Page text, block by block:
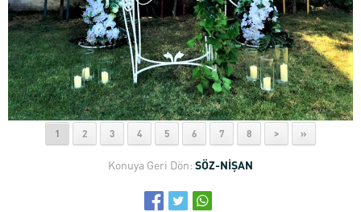
1 2 3 4 5 6 7 8 > »
Konuya Geri Dön: SÖZ-NİŞAN